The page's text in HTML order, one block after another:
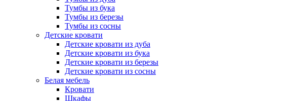
Тумбы из бука
Тумбы из березы
Тумбы из сосны
Детские кровати
Детские кровати из дуба
Детские кровати из бука
Детские кровати из березы
Детские кровати из сосны
Белая мебель
Кровати
Шкафы